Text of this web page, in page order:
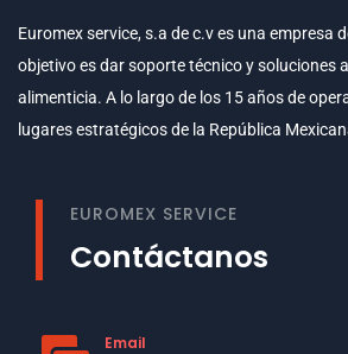
Euromex service, s.a de c.v es una empresa
objetivo es dar soporte técnico y soluciones
alimenticia. A lo largo de los 15 años de
lugares estratégicos de la República
EUROMEX SERVICE
Contáctanos
Email